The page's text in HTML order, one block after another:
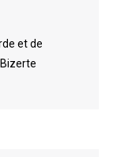
et de